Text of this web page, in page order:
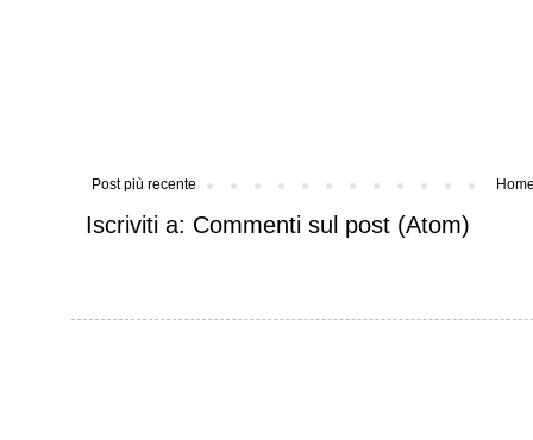
Post più recente
Iscriviti a: Commenti sul post (Atom)